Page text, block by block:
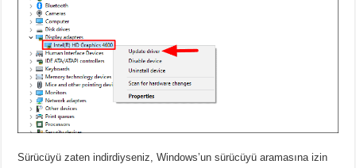
Sürücüyü zaten indirdiyseniz, Windows’un sürücüyü aramasına izin